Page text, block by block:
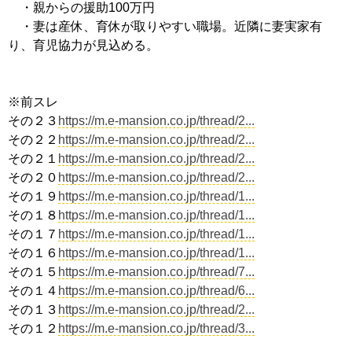
・親からの援助100万円
・妻は産休、育休が取りやすい職場。近隣に妻実家有
り、育児協力が見込める。
※前スレ
その２３ https://m.e-mansion.co.jp/thread/2...
その２２ https://m.e-mansion.co.jp/thread/2...
その２１ https://m.e-mansion.co.jp/thread/2...
その２０ https://m.e-mansion.co.jp/thread/2...
その１９ https://m.e-mansion.co.jp/thread/1...
その１８ https://m.e-mansion.co.jp/thread/1...
その１７ https://m.e-mansion.co.jp/thread/1...
その１６ https://m.e-mansion.co.jp/thread/1...
その１５ https://m.e-mansion.co.jp/thread/7...
その１４ https://m.e-mansion.co.jp/thread/6...
その１３ https://m.e-mansion.co.jp/thread/2...
その１２ https://m.e-mansion.co.jp/thread/3...